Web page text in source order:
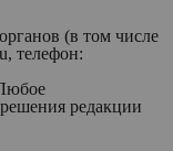
(в том числе
телефон:
редакции